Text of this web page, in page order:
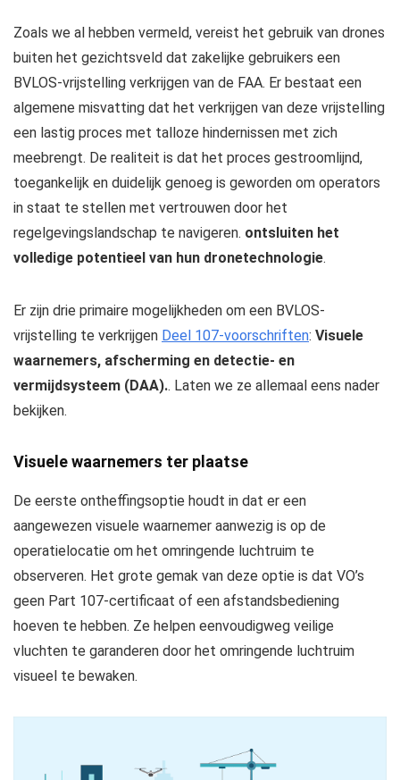
Zoals we al hebben vermeld, vereist het gebruik van drones
buiten het gezichtsveld dat zakelijke gebruikers een
BVLOS-vrijstelling verkrijgen van de FAA. Er bestaat een
algemene misvatting dat het verkrijgen van deze vrijstelling
een lastig proces met talloze hindernissen met zich
meebrengt. De realiteit is dat het proces gestroomlijnd,
toegankelijk en duidelijk genoeg is geworden om operators
in staat te stellen met vertrouwen door het
regelgevingslandschap te navigeren. ontsluiten het
volledige potentieel van hun dronetechnologie.
Er zijn drie primaire mogelijkheden om een ​​BVLOS-
vrijstelling te verkrijgen Deel 107-voorschriften: Visuele
waarnemers, afscherming en detectie- en
vermijdsysteem (DAA).. Laten we ze allemaal eens nader
bekijken.
Visuele waarnemers ter plaatse
De eerste ontheffingsoptie houdt in dat er een
aangewezen visuele waarnemer aanwezig is op de
operatielocatie om het omringende luchtruim te
observeren. Het grote gemak van deze optie is dat VO’s
geen Part 107-certificaat of een afstandsbediening
hoeven te hebben. Ze helpen eenvoudigweg veilige
vluchten te garanderen door het omringende luchtruim
visueel te bewaken.